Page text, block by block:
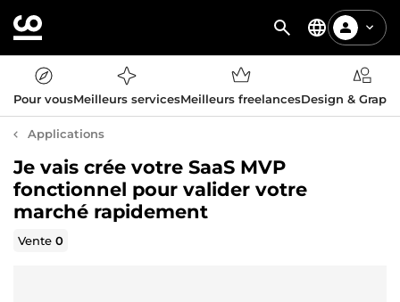
Pour vousMeilleurs servicesMeilleurs freelancesDesign &
Applications
Je vais crée votre SaaS MVP
fonctionnel pour valider votre
marché rapidement
Vente0